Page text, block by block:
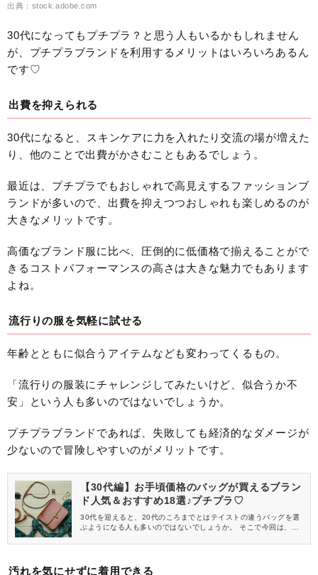
出典：stock.adobe.com
30代になってもプチプラ？と思う人もいるかもしれません
が、プチプラブランドを利用するメリットはいろいろあるん
です♡
出費を抑えられる
30代になると、スキンケアに力を入れたり交流の場が増えた
り、他のことで出費がかさむこともあるでしょう。
最近は、プチプラでもおしゃれで高見えするファッションブ
ランドが多いので、出費を抑えつつおしゃれも楽しめるのが
大きなメリットです。
高価なブランド服に比べ、圧倒的に低価格で揃えることがで
きるコストパフォーマンスの高さは大きな魅力でもあります
よね。
流行りの服を気軽に試せる
年齢とともに似合うアイテムなども変わってくるもの。
「流行りの服装にチャレンジしてみたいけど、似合うか不
安」という人も多いのではないでしょうか。
プチプラブランドであれば、失敗しても経済的なダメージが
少ないので冒険しやすいのがメリットです。
【30代編】お手頃価格のバッグが買えるブラン
ド人気＆おすすめ18選♪プチプラ♡
30代を迎えると、20代のころまでとはテイストの違うバッグを選
ぶようになる人も多いのではないでしょうか。 そこで今回は、お
特集します！ これからバッグのテイストを替えようと考えている
ださいね♪
汚れを気にせずに着用できる